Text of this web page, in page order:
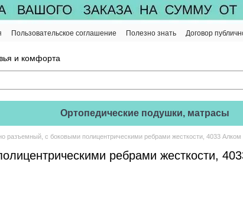
Пользовательское соглашение Полезно знать
Договор
и комфорта
Ортопедические подушки, матрасы
разъемный, с боковыми полицентрическими ребрами жесткости, 4033
ребрами жесткости,